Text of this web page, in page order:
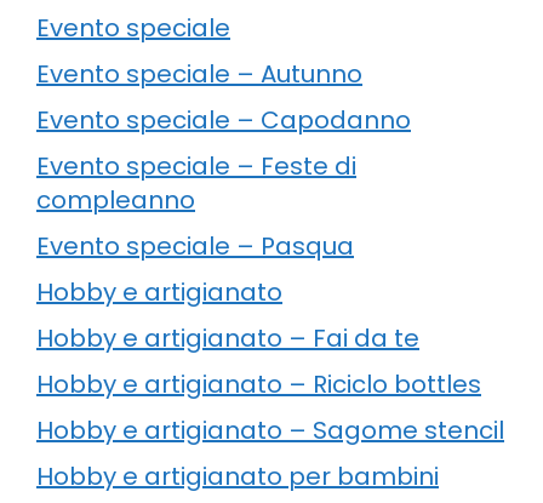
Evento speciale
Evento speciale – Autunno
Evento speciale – Capodanno
Evento speciale – Feste di
compleanno
Evento speciale – Pasqua
Hobby e artigianato
Hobby e artigianato – Fai da te
Hobby e artigianato – Riciclo bottles
Hobby e artigianato – Sagome stencil
Hobby e artigianato per bambini